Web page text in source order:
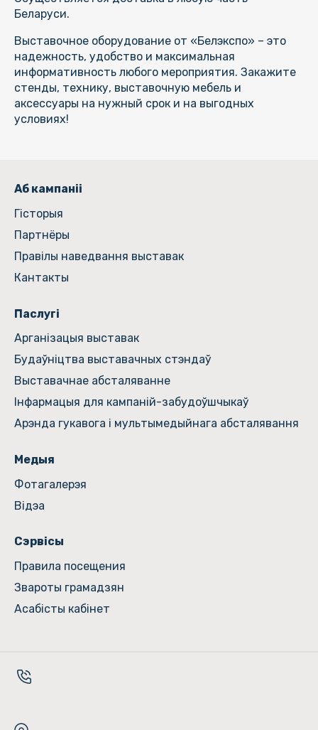
Беларуси.
Выставочное оборудование от «Белэкспо» – это
надежность, удобство и максимальная
информативность любого мероприятия. Закажите
стенды, технику, выставочную мебель и
аксессуары на нужный срок и на выгодных
условиях!
Аб кампаніі
Гiсторыя
Партнёры
Правілы наведвання выставак
Кантакты
Паслугі
Арганізацыя выставак
Будаўніцтва выставачных стэндаў
Выставачнае абсталяванне
Інфармацыя для кампаній-забудоўшчыкаў
Арэнда гукавога і мультымедыйнага абсталявання
Медыя
Фотагалерэя
Відэа
Сэрвісы
Правила посещения
Звароты грамадзян
Асабісты кабінет